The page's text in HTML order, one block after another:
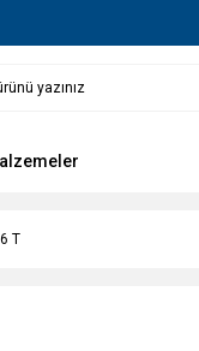
T